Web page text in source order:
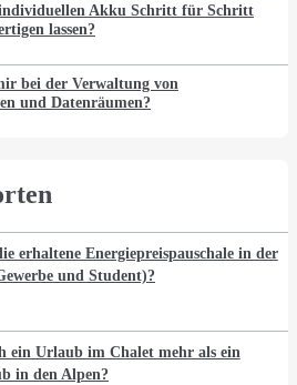
Akku Schritt für Schritt
lassen?
bei der Verwaltung von
und Datenräumen?
erhaltene Energiepreispauschale in der
und Student)?
ein Urlaub im Chalet mehr als ein
in den Alpen?